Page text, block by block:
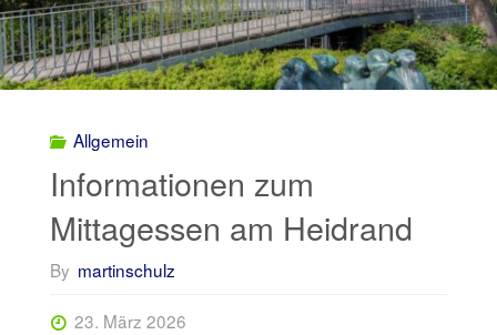
Allgemein
Informationen zum
Mittagessen am Heidrand
By martinschulz
23. März 2026